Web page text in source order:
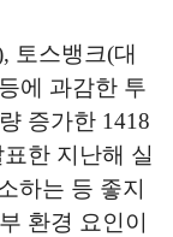
토스뱅크(대
에 과감한 투
증가한 1418
한 지난해 실
하는 등 좋지
환경 요인이